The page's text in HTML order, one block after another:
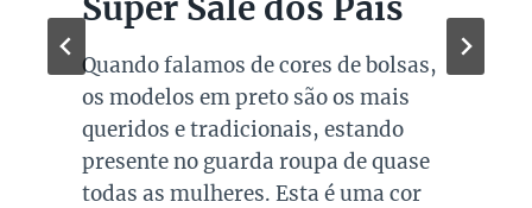
Quando falamos de cores de bolsas,
os modelos em preto são os mais
queridos e tradicionais, estando
presente no guarda roupa de quase
todas as mulheres. Esta é uma cor